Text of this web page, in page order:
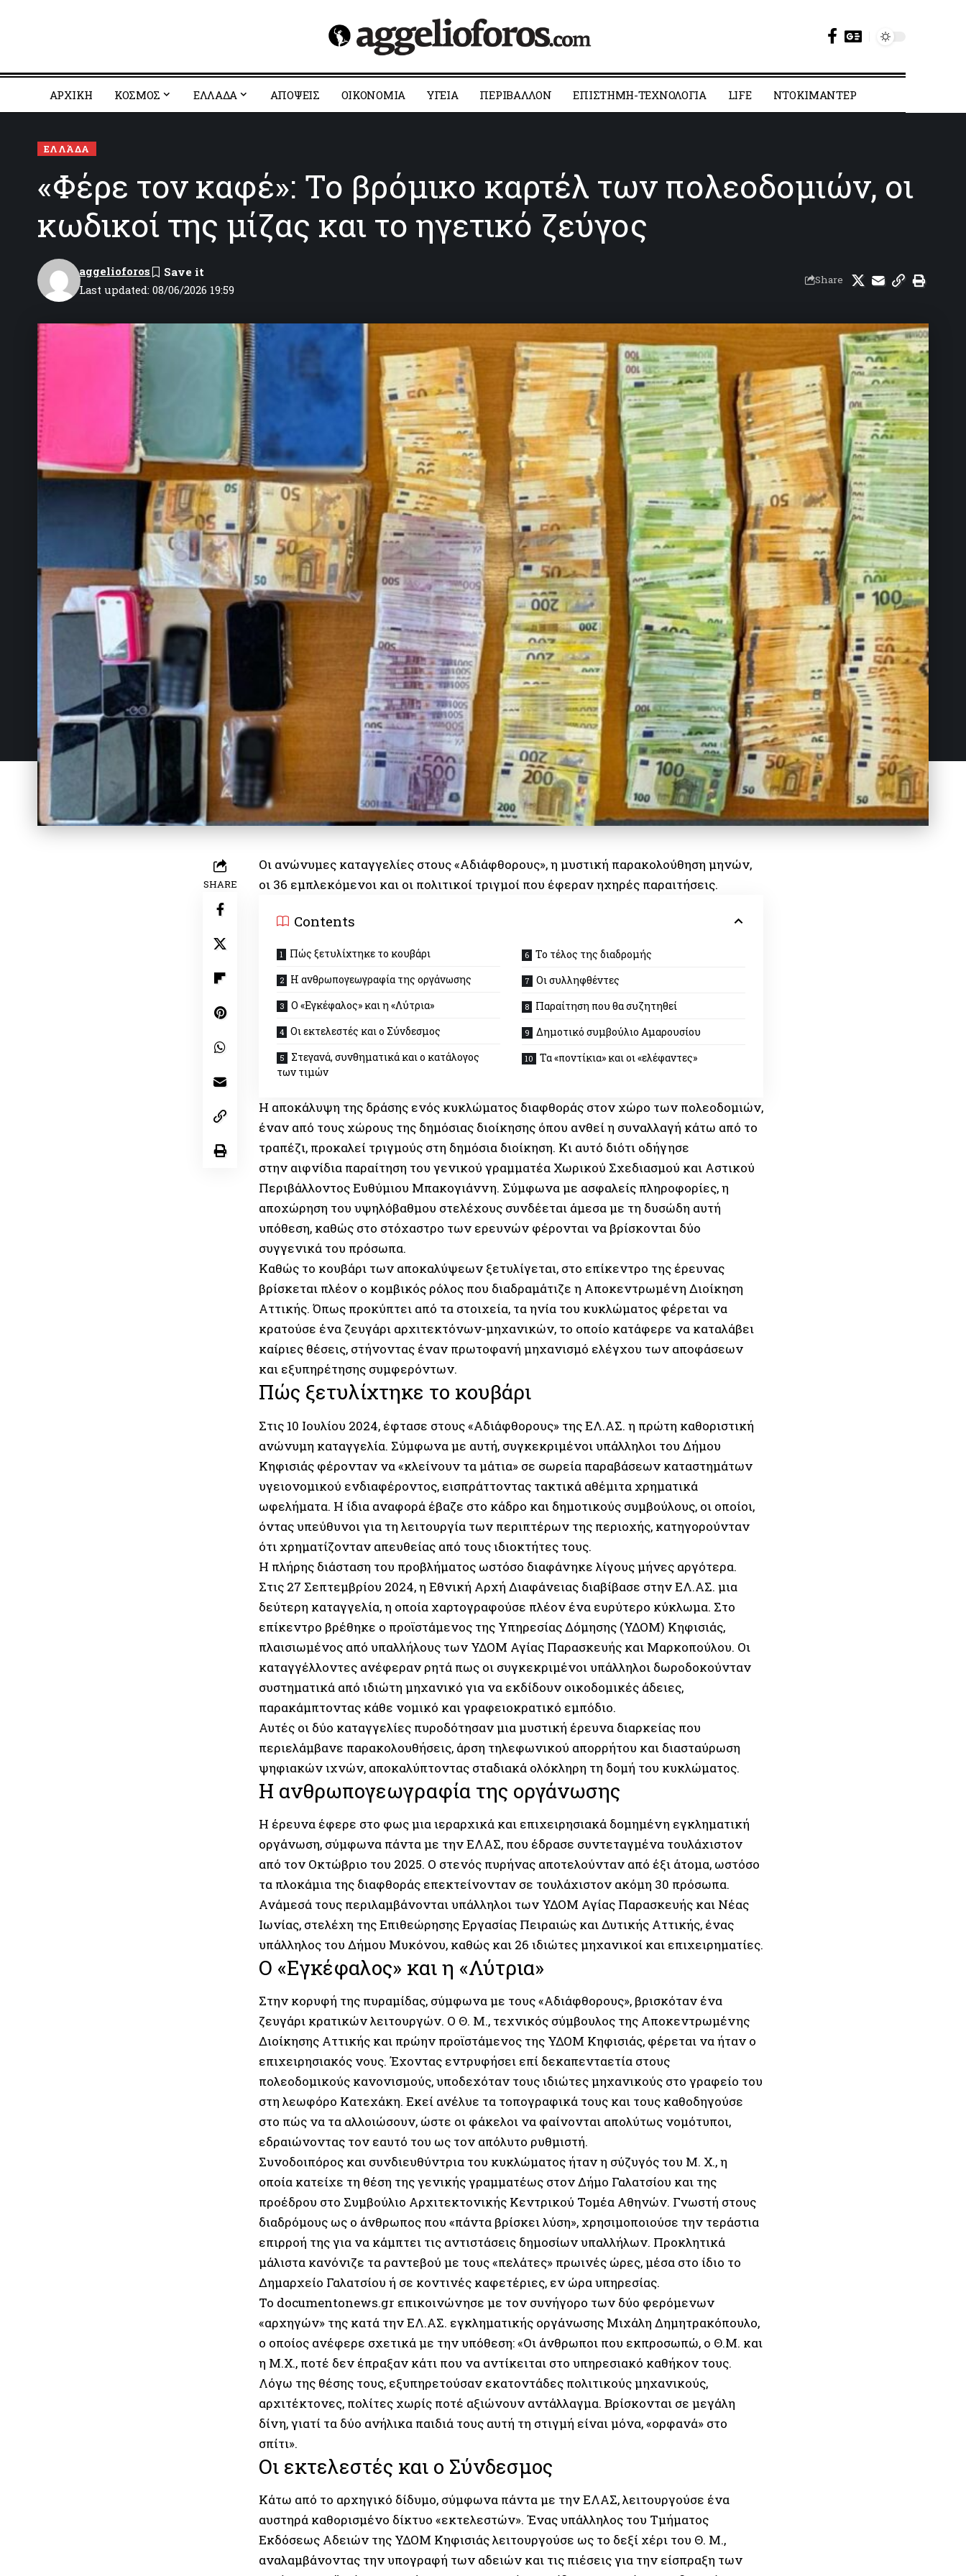
ΑΡΧΙΚΗ ΚΟΣΜΟΣ EΛΛΑΔΑ ΑΠΟΨΕΙΣ ΟΙΚΟΝΟΜΙΑ YΓΕΙΑ ΠΕΡΙΒΑΛΛΟΝ ΕΠΙΣΤΗΜΗ-ΤΕΧΝΟΛΟΓΙΑ LIFE ΝΤΟΚΙΜΑΝΤΕΡ
ΕΛΛΆΔΑ
«Φέρε τον καφέ»: Το βρόμικο καρτέλ των πολεοδομιών, οι
κωδικοί της μίζας και το ηγετικό ζεύγος
Last updated: 08/06/2026 19:59
aggelioforos
Share
SHARE
Οι ανώνυμες καταγγελίες στους «Αδιάφθορους», η μυστική παρακολούθηση μηνών,
οι 36 εμπλεκόμενοι και οι πολιτικοί τριγμοί που έφεραν ηχηρές παραιτήσεις.
Contents
Πώς ξετυλίχτηκε το κουβάρι
Η ανθρωπογεωγραφία της οργάνωσης
Ο «Εγκέφαλος» και η «Λύτρια»
Οι εκτελεστές και ο Σύνδεσμος
Στεγανά, συνθηματικά και ο κατάλογος
των τιμών
Το τέλος της διαδρομής
Οι συλληφθέντες
Παραίτηση που θα συζητηθεί
Δημοτικό συμβούλιο Αμαρουσίου
Τα «ποντίκια» και οι «ελέφαντες»
Η αποκάλυψη της δράσης ενός κυκλώματος διαφθοράς στον χώρο των πολεοδομιών,
έναν από τους χώρους της δημόσιας διοίκησης όπου ανθεί η συναλλαγή κάτω από το
τραπέζι, προκαλεί τριγμούς στη δημόσια διοίκηση. Κι αυτό διότι οδήγησε
στην αιφνίδια παραίτηση του γενικού γραμματέα Χωρικού Σχεδιασμού και Αστικού
Περιβάλλοντος Ευθύμιου Μπακογιάννη. Σύμφωνα με ασφαλείς πληροφορίες, η
αποχώρηση του υψηλόβαθμου στελέχους συνδέεται άμεσα με τη δυσώδη αυτή
υπόθεση, καθώς στο στόχαστρο των ερευνών φέρονται να βρίσκονται δύο
συγγενικά του πρόσωπα.
Καθώς το κουβάρι των αποκαλύψεων ξετυλίγεται, στο επίκεντρο της έρευνας
βρίσκεται πλέον ο κομβικός ρόλος που διαδραμάτιζε η Αποκεντρωμένη Διοίκηση
Αττικής. Όπως προκύπτει από τα στοιχεία, τα ηνία του κυκλώματος φέρεται να
κρατούσε ένα ζευγάρι αρχιτεκτόνων-μηχανικών, το οποίο κατάφερε να καταλάβει
καίριες θέσεις, στήνοντας έναν πρωτοφανή μηχανισμό ελέγχου των αποφάσεων
και εξυπηρέτησης συμφερόντων.
Πώς ξετυλίχτηκε το κουβάρι
Στις 10 Ιουλίου 2024, έφτασε στους «Αδιάφθορους» της ΕΛ.ΑΣ. η πρώτη καθοριστική
ανώνυμη καταγγελία. Σύμφωνα με αυτή, συγκεκριμένοι υπάλληλοι του Δήμου
Κηφισιάς φέρονταν να «κλείνουν τα μάτια» σε σωρεία παραβάσεων καταστημάτων
υγειονομικού ενδιαφέροντος, εισπράττοντας τακτικά αθέμιτα χρηματικά
ωφελήματα. Η ίδια αναφορά έβαζε στο κάδρο και δημοτικούς συμβούλους, οι οποίοι,
όντας υπεύθυνοι για τη λειτουργία των περιπτέρων της περιοχής, κατηγορούνταν
ότι χρηματίζονταν απευθείας από τους ιδιοκτήτες τους.
Η πλήρης διάσταση του προβλήματος ωστόσο διαφάνηκε λίγους μήνες αργότερα.
Στις 27 Σεπτεμβρίου 2024, η Εθνική Αρχή Διαφάνειας διαβίβασε στην ΕΛ.ΑΣ. μια
δεύτερη καταγγελία, η οποία χαρτογραφούσε πλέον ένα ευρύτερο κύκλωμα. Στο
επίκεντρο βρέθηκε ο προϊστάμενος της Υπηρεσίας Δόμησης (ΥΔΟΜ) Κηφισιάς,
πλαισιωμένος από υπαλλήλους των ΥΔΟΜ Αγίας Παρασκευής και Μαρκοπούλου. Οι
καταγγέλλοντες ανέφεραν ρητά πως οι συγκεκριμένοι υπάλληλοι δωροδοκούνταν
συστηματικά από ιδιώτη μηχανικό για να εκδίδουν οικοδομικές άδειες,
παρακάμπτοντας κάθε νομικό και γραφειοκρατικό εμπόδιο.
Αυτές οι δύο καταγγελίες πυροδότησαν μια μυστική έρευνα διαρκείας που
περιελάμβανε παρακολουθήσεις, άρση τηλεφωνικού απορρήτου και διασταύρωση
ψηφιακών ιχνών, αποκαλύπτοντας σταδιακά ολόκληρη τη δομή του κυκλώματος.
Η ανθρωπογεωγραφία της οργάνωσης
Η έρευνα έφερε στο φως μια ιεραρχικά και επιχειρησιακά δομημένη εγκληματική
οργάνωση, σύμφωνα πάντα με την ΕΛΑΣ, που έδρασε συντεταγμένα τουλάχιστον
από τον Οκτώβριο του 2025. Ο στενός πυρήνας αποτελούνταν από έξι άτομα, ωστόσο
τα πλοκάμια της διαφθοράς επεκτείνονταν σε τουλάχιστον ακόμη 30 πρόσωπα.
Ανάμεσά τους περιλαμβάνονται υπάλληλοι των ΥΔΟΜ Αγίας Παρασκευής και Νέας
Ιωνίας, στελέχη της Επιθεώρησης Εργασίας Πειραιώς και Δυτικής Αττικής, ένας
υπάλληλος του Δήμου Μυκόνου, καθώς και 26 ιδιώτες μηχανικοί και επιχειρηματίες.
Ο «Εγκέφαλος» και η «Λύτρια»
Στην κορυφή της πυραμίδας, σύμφωνα με τους «Αδιάφθορους», βρισκόταν ένα
ζευγάρι κρατικών λειτουργών. Ο Θ. Μ., τεχνικός σύμβουλος της Αποκεντρωμένης
Διοίκησης Αττικής και πρώην προϊστάμενος της ΥΔΟΜ Κηφισιάς, φέρεται να ήταν ο
επιχειρησιακός νους. Έχοντας εντρυφήσει επί δεκαπενταετία στους
πολεοδομικούς κανονισμούς, υποδεχόταν τους ιδιώτες μηχανικούς στο γραφείο του
στη λεωφόρο Κατεχάκη. Εκεί ανέλυε τα τοπογραφικά τους και τους καθοδηγούσε
στο πώς να τα αλλοιώσουν, ώστε οι φάκελοι να φαίνονται απολύτως νομότυποι,
εδραιώνοντας τον εαυτό του ως τον απόλυτο ρυθμιστή.
Συνοδοιπόρος και συνδιευθύντρια του κυκλώματος ήταν η σύζυγός του Μ. Χ., η
οποία κατείχε τη θέση της γενικής γραμματέως στον Δήμο Γαλατσίου και της
προέδρου στο Συμβούλιο Αρχιτεκτονικής Κεντρικού Τομέα Αθηνών. Γνωστή στους
διαδρόμους ως ο άνθρωπος που «πάντα βρίσκει λύση», χρησιμοποιούσε την τεράστια
επιρροή της για να κάμπτει τις αντιστάσεις δημοσίων υπαλλήλων. Προκλητικά
μάλιστα κανόνιζε τα ραντεβού με τους «πελάτες» πρωινές ώρες, μέσα στο ίδιο το
Δημαρχείο Γαλατσίου ή σε κοντινές καφετέριες, εν ώρα υπηρεσίας.
Το documentonews.gr επικοινώνησε με τον συνήγορο των δύο φερόμενων
«αρχηγών» της κατά την ΕΛ.ΑΣ. εγκληματικής οργάνωσης Μιχάλη Δημητρακόπουλο,
ο οποίος ανέφερε σχετικά με την υπόθεση: «Οι άνθρωποι που εκπροσωπώ, ο Θ.Μ. και
η Μ.Χ., ποτέ δεν έπραξαν κάτι που να αντίκειται στο υπηρεσιακό καθήκον τους.
Λόγω της θέσης τους, εξυπηρετούσαν εκατοντάδες πολιτικούς μηχανικούς,
αρχιτέκτονες, πολίτες χωρίς ποτέ αξιώνουν αντάλλαγμα. Βρίσκονται σε μεγάλη
δίνη, γιατί τα δύο ανήλικα παιδιά τους αυτή τη στιγμή είναι μόνα, «ορφανά» στο
σπίτι».
Οι εκτελεστές και ο Σύνδεσμος
Κάτω από το αρχηγικό δίδυμο, σύμφωνα πάντα με την ΕΛΑΣ, λειτουργούσε ένα
αυστηρά καθορισμένο δίκτυο «εκτελεστών». Ένας υπάλληλος του Τμήματος
Εκδόσεως Αδειών της ΥΔΟΜ Κηφισιάς λειτουργούσε ως το δεξί χέρι του Θ. Μ.,
αναλαμβάνοντας την υπογραφή των αδειών και τις πιέσεις για την είσπραξη των